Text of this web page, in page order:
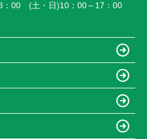
：00 (土・日)10：00～17：00